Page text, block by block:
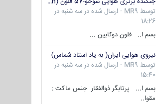
توسط MR9
· ارسال شده در سه شنبه در
18:26
بسم ا.. فلون دوکابین ...
نیروی هوایی ایران( به یاد استاد شماس)
توسط MR9
· ارسال شده در سه شنبه در
15:40
بسم ا... پرتابگر ذوالفقار جنس ماکت :
مقوا..